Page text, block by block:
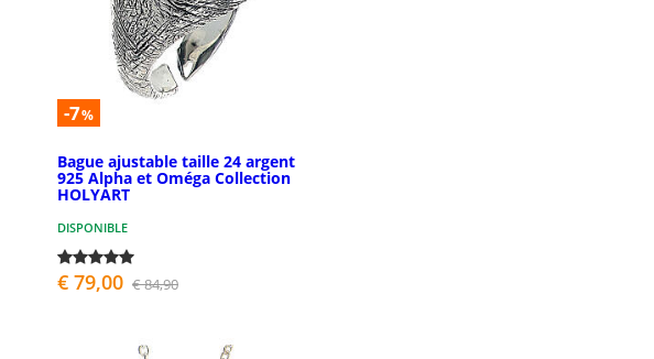
-7%
Bague ajustable taille 24 argent
925 Alpha et Oméga Collection
HOLYART
DISPONIBLE
€ 79,00 € 84,90